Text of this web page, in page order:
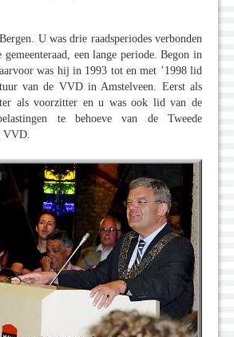
U was drie raadsperiodes verbonden
gemeenteraad, een lange periode. Begon in
was hij in 1993 tot en met ’1998 lid
van de VVD in Amstelveen. Eerst als
als voorzitter en u was ook lid van de
te behoeve van de Tweede
VVD.